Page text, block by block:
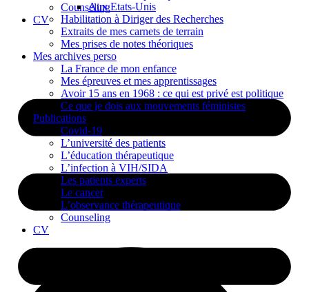
Counseling
CV
Aux Etats-Unis
Habilitation à Diriger des Recherches
Extraits de mes carnets de terrain
Mes prises de notes théoriques
Mes archives perso
La France de mon enfance
Mes épreuves et mes apprentissages
Avoir 15 ans en 1968 : ce qui est privé est politique
Ce que je dois aux mouvements féministes
Publications
Covid-19
L’université des patients
L’éducation thérapeutique
L’infection à VIH/SIDA
Les patients experts
Le cancer
L’observance thérapeutique
Counseling
CV